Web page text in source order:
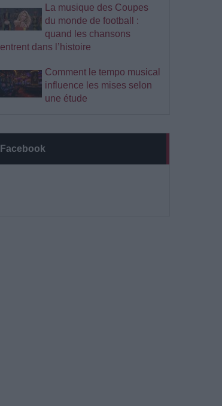
La musique des Coupes
du monde de football :
quand les chansons
entrent dans l’histoire
Comment le tempo musical
influence les mises selon
une étude
Facebook